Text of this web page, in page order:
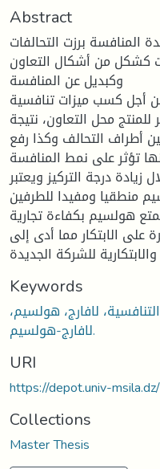
Abstract
المنافسة برزت التحالفات
كشكل من أشكال التعاون
وكبديل عن المنافسة
أجل كسب ميزات تنافسية
محل التعاون، نتيجة
أطراف التحالف وكذا رفع
تؤثر على نمط المنافسة
درجة التركيز ويعتبر
منطقيا ومفيدا للطرفين
هولسيم بكفاءة تجارية
على الابتكار مما أدى إلى
Keywords
لافارج، هولسيم،
لافارج-هولسيم.
URI
https://depot.univ-
Collections
Master Thesis